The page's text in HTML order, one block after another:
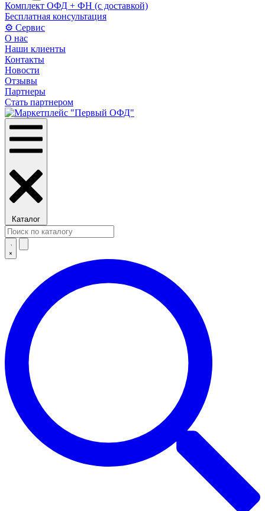
Комплект ОФД + ФН (с доставкой)
Бесплатная консультация
⚙️ Сервис
О нас
Наши клиенты
Контакты
Новости
Отзывы
Партнеры
Стать партнером
Каталог